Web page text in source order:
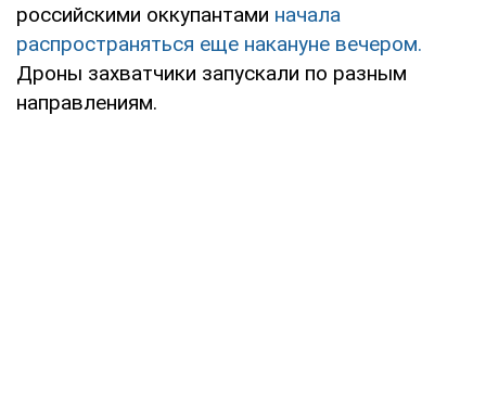
российскими оккупантами начала
распространяться еще накануне вечером.
Дроны захватчики запускали по разным
направлениям.